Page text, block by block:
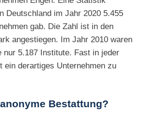
Deutschland im Jahr 2020 5.455
gab. Die Zahl ist in den
angestiegen. Im Jahr 2010 waren
nur 5.187 Institute. Fast in jeder
ein derartiges Unternehmen zu
Bestattung?